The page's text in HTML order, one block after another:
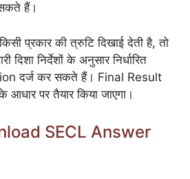
हैं।
प्रकार की त्रुटि दिखाई देती है, तो
दिशा निर्देशों के अनुसार निर्धारित
दर्ज कर सकते हैं। Final Result
पर तैयार किया जाएगा।
SECL Answer